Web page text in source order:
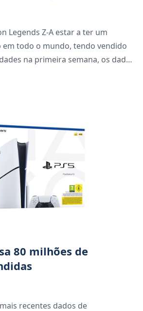
Legends Z-A estar a ter um
em todo o mundo, tendo vendido
na primeira semana, os dados
disponível tanto para Nint
80 milhões de
recentes dados de